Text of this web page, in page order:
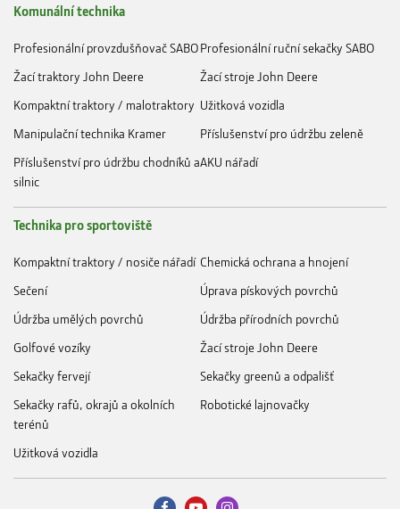
Komunální technika
Profesionální provzdušňovač SABOProfesionální ruční sekačky SABO
Žací traktory John Deere
Žací stroje John Deere
Kompaktní traktory / malotraktory Užitková vozidla
Manipulační technika Kramer
Příslušenství pro údržbu zeleně
Příslušenství pro údržbu chodníků a
silnic
AKU nářadí
Technika pro sportoviště
Kompaktní traktory / nosiče nářadí Chemická ochrana a hnojení
Sečení
Úprava pískových povrchů
Údržba umělých povrchů
Údržba přírodních povrchů
Golfové vozíky
Žací stroje John Deere
Sekačky fervejí
Sekačky greenů a odpališť
Sekačky rafů, okrajů a okolních
terénů
Robotické lajnovačky
Užitková vozidla